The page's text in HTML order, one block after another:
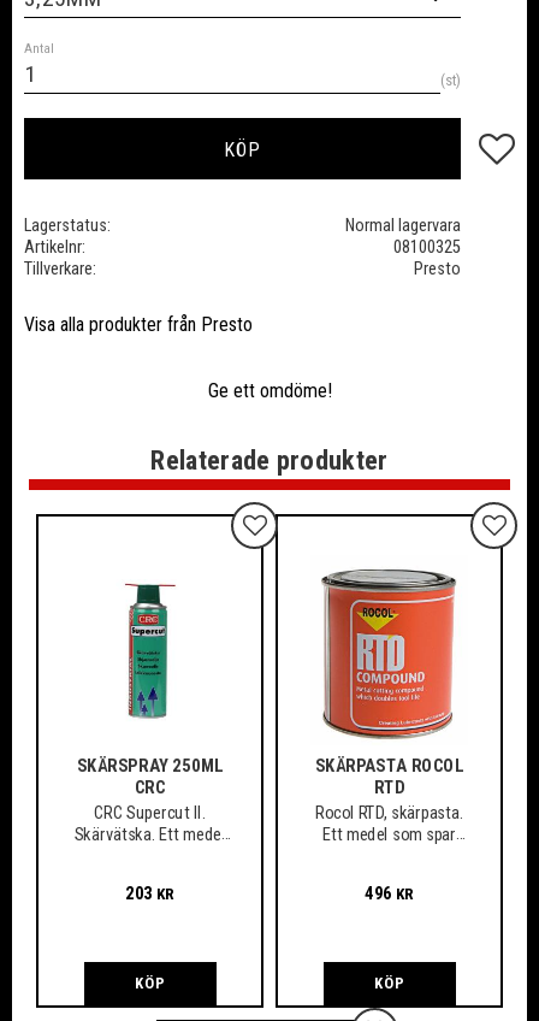
Antal
st
KÖP Lägg
Lagerstatus
Normal lagervara
Artikelnr
08100325
Tillverkare
Presto
Visa alla produkter från Presto
Ge ett omdöme!
Relaterade produkter
SKÄRSPRAY 250ML
CRC
CRC Supercut II.
Skärvätska. Ett medel
203 KR
Lägg till i favoriter
KÖP
SKÄRPASTA ROCOL
RTD
Rocol RTD, skärpasta.
Ett medel som spar
mest svårbearbetade
496 KR
Lägg
KÖP